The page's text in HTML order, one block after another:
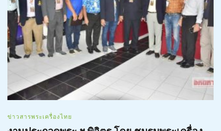
ข่าวสารพระเครื่องไทย